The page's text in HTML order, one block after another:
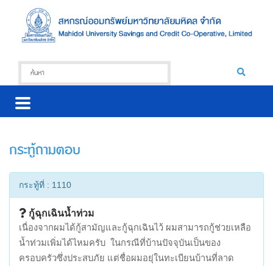
กระทู้ถามตอบ
กระทู้ที่ : 1110
กู้ฉุกเฉินน้ำท่วม
เนื่องจากผมได้กู้สามัญและกู้ฉุกเฉินไว้ ผมสามารถกู้ช่วยเหลือ
น้ำท่วมเพิ่มได้ไหมครับ ในกรณีที่บ้านปัจจุบันเป็นของ
ครอบครัวซึ่งประสบภัย แต่ชื่อผมอยุ่ในทะเบียนบ้านที่ลาด